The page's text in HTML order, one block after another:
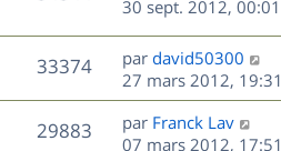
e
s
a
g
e
m
e
s
s
a
g
e
i
e
r
m
e
s
s
u
e
e
n
i
e
r
m
30 sept. 2012, 00:01
33374V
u
e
D
e
r
n
i
par david50300
27 mars 2012, 19:31
29883V
D
e
par Franck Lav
07 mars 2012, 17:51